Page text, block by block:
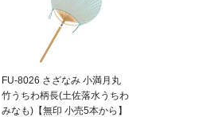
FU-8026 さざなみ 小満月丸
竹うちわ柄長(土佐落水うちわ
みなも)【無印 小売5本から】